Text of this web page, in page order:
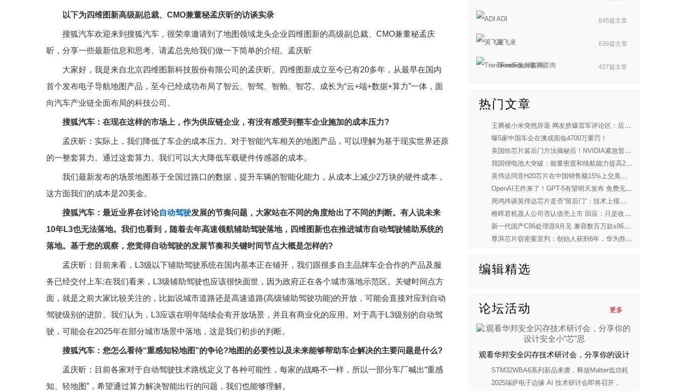
以下为四维图新高级副总裁、CMO兼董秘孟庆昕的访谈实录
搜狐汽车欢迎来到搜狐汽车，很荣幸邀请到了地图领域龙头企业四维图新的高级副总裁、CMO兼董秘孟庆
昕，分享一些最新信息和思考。请孟总先给我们做一下简单的介绍。孟庆昕
大家好，我是来自北京四维图新科技股份有限公司的孟庆昕。四维图新成立至今已有20多年，从最早在国内
首个发布电子导航地图产品，至今已经成功布局了智云、智驾、智舱、智芯。成长为“云+端+数据+算力”一体，面
向汽车产业链全面布局的科技公司。
搜狐汽车：在现在这样的市场上，作为供应链企业，有没有感受到整车企业施加的成本压力?
孟庆昕：实际上，我们降低了车企的成本压力。对于智能汽车相关的地图产品，可以理解为基于现实世界还原
的一整套算力。通过这套算力。我们可以大大降低车载硬件传感器的成本。
我们最新发布的场景地图基于全国过路口的数据，提升车辆的智能化能力，从成本上减少2万块的硬件成本，
这方面我们的成本是20美金。
搜狐汽车：最近业界在讨论自动驾驶发展的节奏问题，大家站在不同的角度给出了不同的判断。有人说未来
10年L3也无法落地。我们也看到，随着去年高速领航辅助驾驶落地，四维图新也在推进城市自动驾驶辅助系统的
落地。基于您的观察，您觉得自动驾驶的发展节奏和关键时间节点大概是怎样的?
孟庆昕：目前来看，L3级以下辅助驾驶系统在国内基本正在铺开，我们跟很多自主品牌车企合作的产品及服
务已经交付上车;在我们看来，L3级辅助驾驶也应该很快面世，因为政府正在各个城市落地示范区。关键时间点方
面，就是之前大家比较关注的，比如说城市道路还是高速道路(高级辅助驾驶功能)的开放，可能会直接对应到自动
驾驶级别的进阶。我们认为，L3应该在明年陆续会有开放场景，并且有商业化的应用。对于高于L3级别的自动驾
驶，可能会在2025年在部分城市场景中落地，这是我们初步的判断。
搜狐汽车：您怎么看待“重感知轻地图”的争论?地图的必要性以及未来能够帮助车企解决的主要问题是什么?
孟庆昕：目前各家对于自动驾驶技术路线定义了各种可能性，每家的战略不一样，所以一部分车厂喊出“重感
知、轻地图”，希望通过算力解决智能出行的问题，我们也能够理解。
ADI 845篇文章
英飞凌 639篇文章
TrendForce集邦咨询 427篇文章
热门文章
王腾被小米突然辞退 网友挤爆雷军评论区：后者淡定健身
曝5家中国车企在澳或面临4700万重罚！
美国给芯片装后门方法揭秘后！NVIDIA紧急暂停生产H20芯片
我国锂电池大突破：能量密度和续航能力提高2-3倍 可量产
英伟达同意H20芯片在中国销售额15%上交美国：我国回应
OpenAI王炸来了！GPT-5有望明天发布 免费无限使用
周鸿祎谈英伟达芯片是否“留后门”：技术上很难判断
稚晖君机器人公司否认借壳上市 回应：只是收购了一家上市公司
新一代国产C86处理器9月见 兼容数百万款x86软件
尊湃芯片窃密案宣判：创始人获刑6年，华为胜诉！
编辑精选
更多
论坛活动
观看华邦安全闪存技术研讨会，分享你的设计
安全小“芯”思
STM32WBA6系列新品来袭，释放Matter低功耗
蓝牙应用潜能
2025瑞萨电子边缘 AI 技术研讨会即将召开，